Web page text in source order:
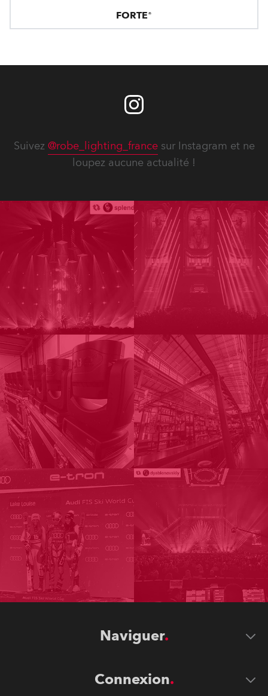
FORTE®
Suivez @robe_lighting_francesur Instagram et ne
loupez aucune actualité !
Naviguer
Connexion